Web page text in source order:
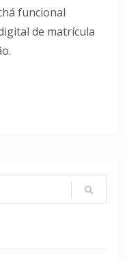
funcional
de matrícula